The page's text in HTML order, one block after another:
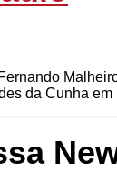
da Cunha